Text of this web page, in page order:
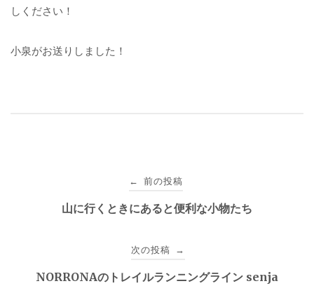
しください！
小泉がお送りしました！
← 前の投稿
山に行くときにあると便利な小物たち
次の投稿 →
NORRONAのトレイルランニングライン senja